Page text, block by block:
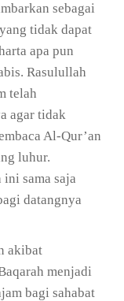
sebagai
tidak dapat
apa pun
Rasulullah
telah
agar tidak
Al-Qur’an
luhur.
sama saja
datangnya
akibat
menjadi
bagi sahabat